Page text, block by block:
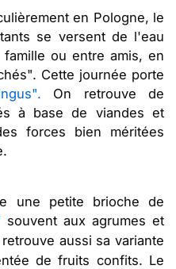
en Pologne, le
se versent de l'eau
ou entre amis, en
Cette journée porte
On retrouve de
à base de viandes et
forces bien méritées
une petite brioche de
souvent aux agrumes et
aussi sa variante
de fruits confits. Le